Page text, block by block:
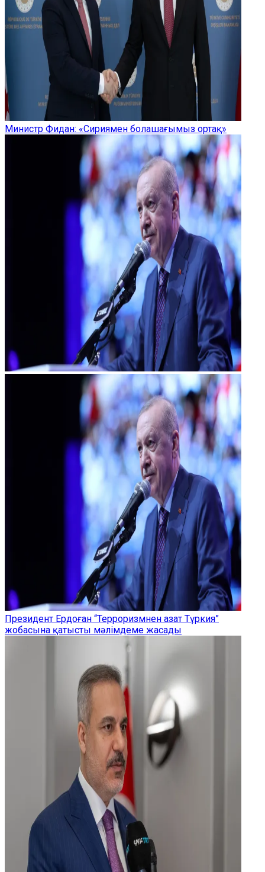
Министр Фидан: «Сириямен болашағымыз ортақ»
Президент Ердоған “Терроризмнен азат Түркия”
жобасына қатысты мәлімдеме жасады